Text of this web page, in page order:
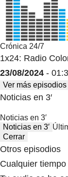
Crónica 24/7
1x24: Radio
23/08/2024 -
Ver más episodios
Noticias en 3′
Noticias en 3′
Noticias en 3′
Cerrar
Otros episodios
Cualquier